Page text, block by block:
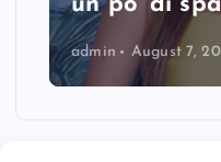
un po' di
admin August 7,